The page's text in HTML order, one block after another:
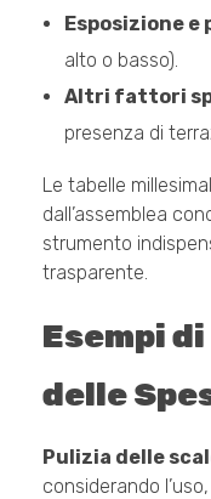
Esposizione e
alto o basso).
Altri fattori
presenza di
Le tabelle
dall’assemblea
strumento
trasparente.
Esempi
delle
Pulizia delle
considerando